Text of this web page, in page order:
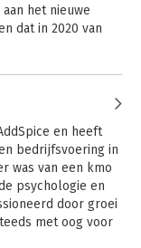
Leen , Van
Katrijn
waarin
Bart kijkt
het nieuwe
dat in 2020 van
project Werken
(WISE,
Duurzame
oog op het
en heeft
bedrijfsvoering in
was van een kmo
psychologie en
door groei
met oog voor